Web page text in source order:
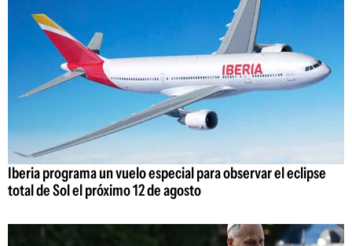
Iberia programa un vuelo especial para observar el eclipse
total de Sol el próximo 12 de agosto